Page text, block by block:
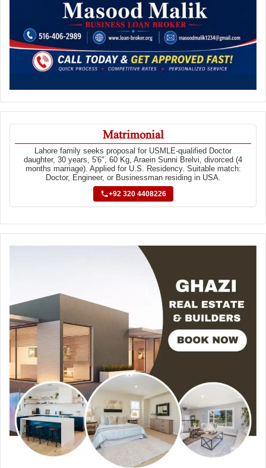
Matrimonial
Lahore family seeks proposal for USMLE-qualified Doctor
daughter, 30 years, 5'6", 60 Kg, Araein Sunni Brelvi, divorced (4
months marriage). Applied for U.S. Residency. Suitable match:
Doctor, Engineer, or Businessman residing in USA.
+92 320 4408226